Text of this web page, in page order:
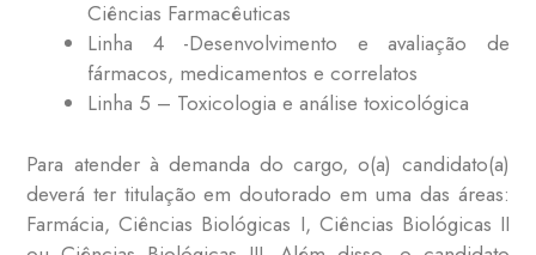
Ciências Farmacêuticas
Linha 4 -Desenvolvimento e avaliação de
fármacos, medicamentos e correlatos
Linha 5 – Toxicologia e análise toxicológica
Para atender à demanda do cargo, o(a) candidato(a)
deverá ter titulação em doutorado em uma das áreas:
Farmácia, Ciências Biológicas I, Ciências Biológicas II